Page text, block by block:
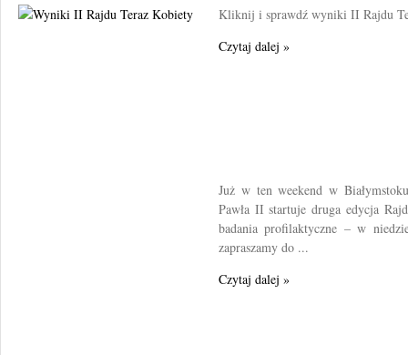
Kliknij i sprawdź wyniki II Rajdu
Czytaj dalej »
Już w ten weekend w
Pawła II startuje druga edycja
badania profilaktyczne – w
zapraszamy do ...
Czytaj dalej »